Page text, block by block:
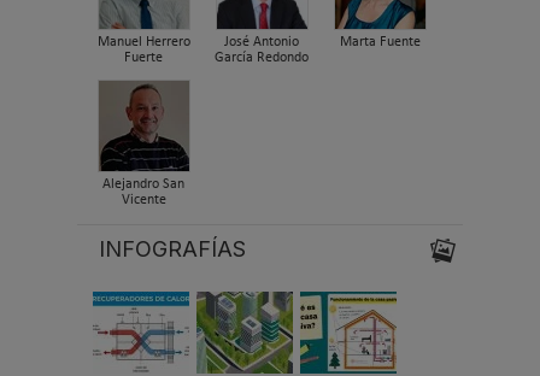
Manuel Herrero
Fuerte
José Antonio
García Redondo
Marta Fuente
Alejandro San
Vicente
INFOGRAFÍAS